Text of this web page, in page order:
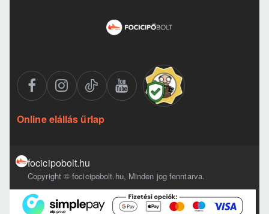
Online elállás űrlap
focicipobolt.hu
Copyright © focicipobolt.hu, Minden jog fenntarva.